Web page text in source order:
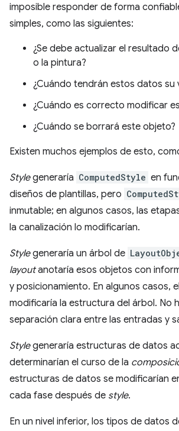
imposible responder de forma
simples, como las siguientes:
¿Se debe actualizar el resultado
o la pintura?
¿Cuándo tendrán estos datos su
¿Cuándo es correcto modificar
¿Cuándo se borrará este objeto?
Existen muchos ejemplos de esto,
Stylegeneraría ComputedStyle en
diseños de plantillas, pero
inmutable; en algunos casos, las
la canalización lo modificarían.
Stylegeneraría un árbol de
layoutanotaría esos objetos con
y posicionamiento. En algunos casos, el
modificaría la estructura del árbol. No
separación clara entre las entradas y
Stylegeneraría estructuras de datos
determinarían el curso de la
estructuras de datos se modificarían
cada fase después de style.
En un nivel inferior, los tipos de datos